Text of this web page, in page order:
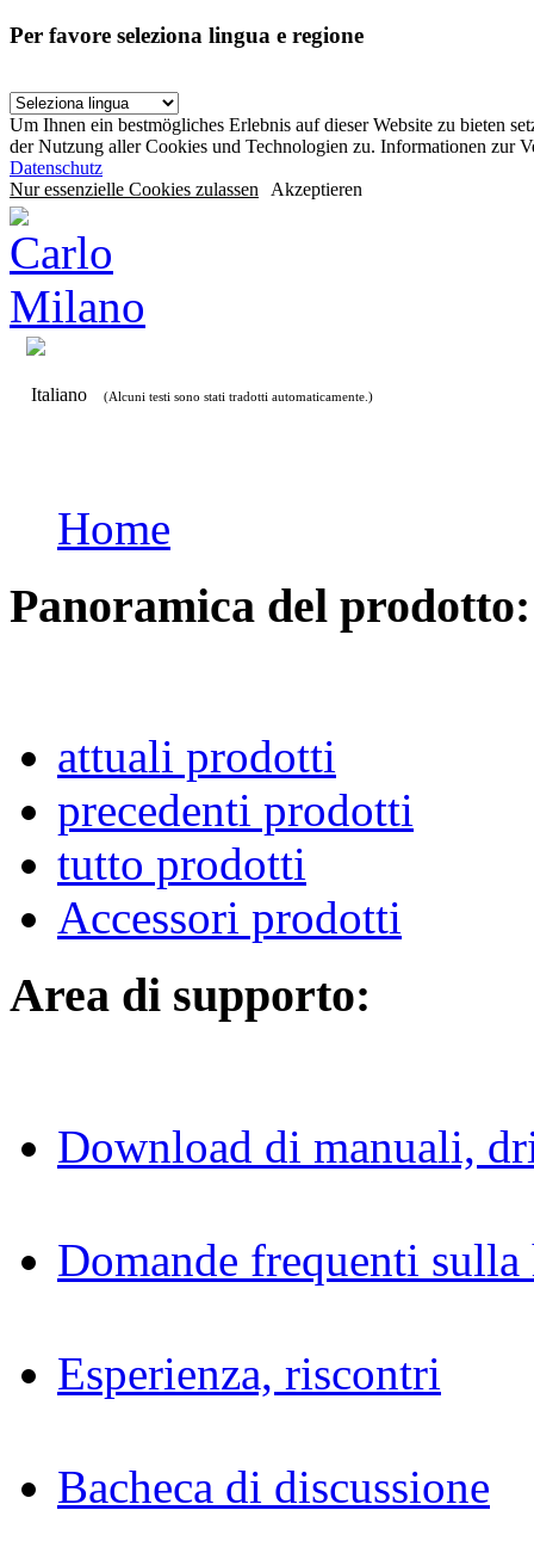
Per favore seleziona lingua e regione
Um Ihnen ein bestmögliches Erlebnis auf dieser Website zu bieten
der Nutzung aller Cookies und Technologien zu. Informationen zur
Datenschutz
Nur essenzielle Cookies zulassen Akzeptieren
Italiano (Alcuni testi sono stati tradotti automaticamente.)
Home
Panoramica del prodotto:
attuali prodotti
precedenti prodotti
tutto prodotti
Accessori prodotti
Area di supporto:
Download di manuali,
Domande frequenti
Esperienza, riscontri
Bacheca di discussione